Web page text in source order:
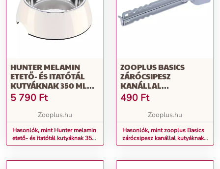
HUNTER MELAMIN
ETETŐ- ÉS ITATÓTÁL
KUTYÁKNAK 350 ML
Ø18CM
5 790 Ft
Zooplus.hu
Hasonlók, mint Hunter melamin
etető- és itatótál kutyáknak 350
ml Ø18cm
ZOOPLUS BASICS
ZÁRÓCSIPESZ
KANÁLLAL
KUTYÁKNAK,
MACSKÁKNAK - 1 DB
490 Ft
Zooplus.hu
Hasonlók, mint zooplus Basics
zárócsipesz kanállal kutyáknak,
macskáknak - 1 db